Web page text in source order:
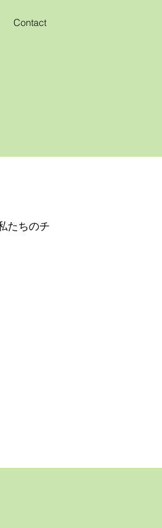
Contact
たちのチ